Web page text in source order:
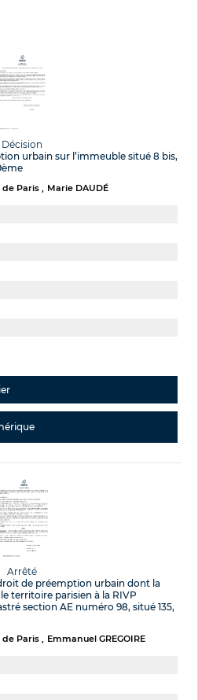
Décision
urbain sur l’immeuble situé 8 bis,
de Paris Marie DAUDÉ
Arrêté
de préemption urbain dont la
territoire parisien à la RIVP
section AE numéro 98, situé 135,
de Paris Emmanuel GREGOIRE